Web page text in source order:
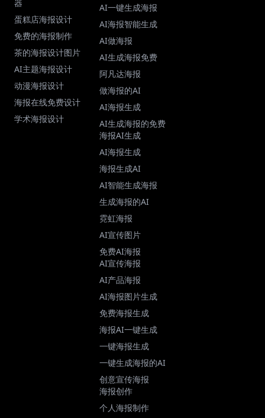
器
蛋糕店海报设计
免费的海报制作
茶的海报设计图片
AI主题海报设计
动漫海报设计
海报在线免费设计
学术海报设计
AI一键生成海报
AI海报智能生成
AI做海报
AI生成海报免费
阿凡达海报
做海报的AI
AI海报生成
AI生成海报的免费
海报AI生成
AI海报生成
海报生成AI
AI智能生成海报
生成海报的AI
霓虹海报
AI宣传图片
免费AI海报
AI宣传海报
AI产品海报
AI海报图片生成
免费海报生成
海报AI一键生成
一键海报生成
一键生成海报的AI
创意宣传海报
海报创作
个人海报制作